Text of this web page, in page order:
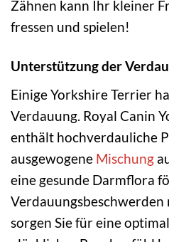
Zähnen kann Ihr kleiner
fressen und spielen!
Unterstützung der
Einige Yorkshire Terrier
Verdauung. Royal Canin
enthält hochverdauliche
ausgewogene Mischung
eine gesunde Darmflora
Verdauungsbeschwerden
sorgen Sie für eine